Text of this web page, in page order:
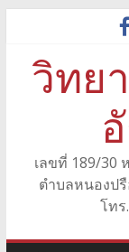
contentวิทย
เลขที่ 189/30
ตำบลหนองป
โทร